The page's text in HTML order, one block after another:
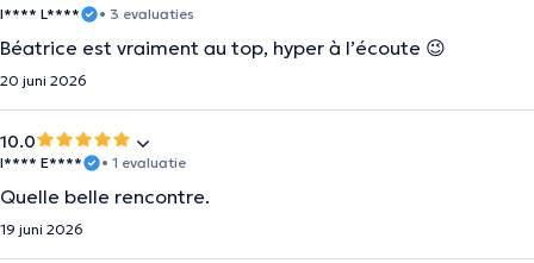
I**** L**** • 3 evaluaties
Béatrice est vraiment au top, hyper à l’écoute 😉
20 juni 2026
10.0
I**** E**** • 1 evaluatie
Quelle belle rencontre.
19 juni 2026